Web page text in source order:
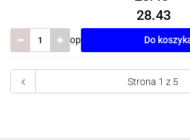
28.43
op Do